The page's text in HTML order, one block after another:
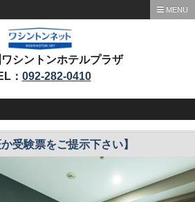
MENU
シントンホテルプラザ
： 092-282-0410
受験票をご提示下さい】